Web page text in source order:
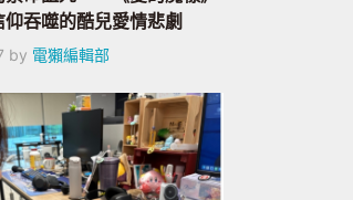
吞噬的酷兒愛情悲劇
by 電獺編輯部